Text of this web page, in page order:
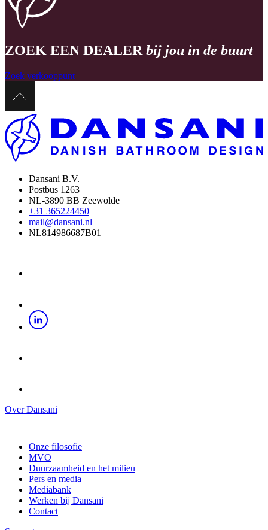
ZOEK EEN DEALER bij jou in de buurt
Zoek verkooppunt
Dansani B.V.
Postbus 1263
NL-3890 BB Zeewolde
+31 365224450
mail@dansani.nl
NL814986687B01
Over Dansani
Onze filosofie
MVO
Duurzaamheid en het milieu
Pers en media
Mediabank
Werken bij Dansani
Contact